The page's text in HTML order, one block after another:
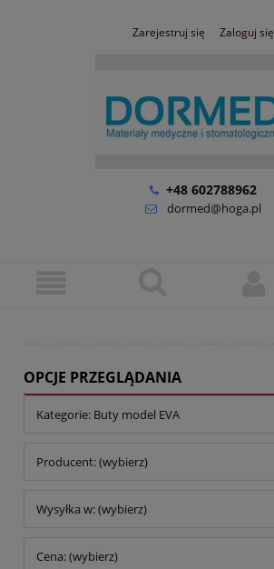
Zarejestruj się Zaloguj się
+48 602788962
dormed@hoga.pl
OPCJE PRZEGLĄDANIA
Kategorie: Buty model EVA
Producent: (wybierz)
Wysyłka w: (wybierz)
Cena: (wybierz)